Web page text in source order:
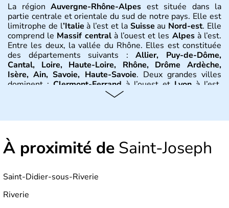
La région Auvergne-Rhône-Alpes est située dans la
partie centrale et orientale du sud de notre pays. Elle est
limitrophe de l’Italie à l’est et la Suisse au Nord-est. Elle
comprend le Massif centralà l’ouest et les Alpesà l’est.
Entre les deux, la vallée du Rhône. Elles est constituée
des départements suivants :Allier, Puy-de-Dôme,
Cantal, Loire, Haute-Loire, Rhône, Drôme Ardèche,
Isère, Ain, Savoie, Haute-Savoie. Deux grandes villes
dominent : Clermont-Ferrand à l’ouest et Lyon à l’est.
D’autres villes ont une réelle importance dans la région
exemple. La région est bordée au Nord-Est par le climat
Sud-Est par le climat méditerranéen.
L'Auvergnedoit son nom au peuple gaulois des
Arvernes
À proximité de Saint-Joseph
Saint-Didier-sous-Riverie
Riverie